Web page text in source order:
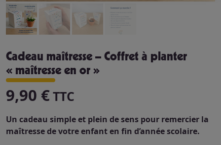
Cadeau maîtresse – Coffret à planter
« maîtresse en or »
9,90 €TTC
Un cadeau simple et plein de sens pour remercier la
maîtresse de votre enfant en fin d’année scolaire.